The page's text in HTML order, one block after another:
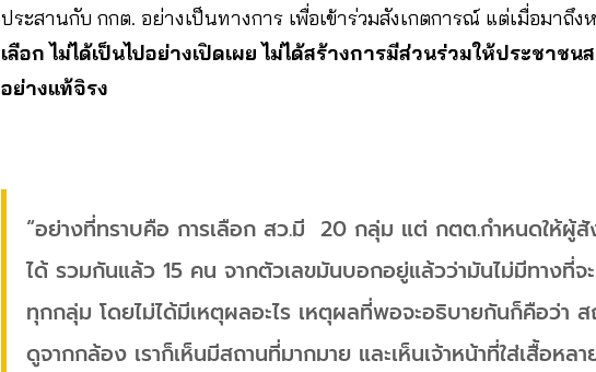
ประสานกับ กกต. อย่างเป็นทางการ เพื่อเข้าร่วมสังเกตการณ์ แต่เมื่อมาถึง
เลือก ไม่ได้เป็นไปอย่างเปิดเผย ไม่ได้สร้างการมีส่วนร่วมให้ประชาช
อย่างแท้จิรง
“อย่างที่ทราบคือ การเลือก สว.มี 20 กลุ่ม แต่ กตต.กำหนดให้ผู้สั
ได้ รวมกันแล้ว 15 คน จากตัวเลขมันบอกอยู่แล้วว่ามันไม่มีทางที่
ทุกกลุ่ม โดยไม่ได้มีเหตุผลอะไร เหตุผลที่พอจะอธิบายกันก็คือว่า ส
ดูจากกล้อง เราก็เห็นมีสถานที่มากมาย และเห็นเจ้าหน้าที่ใส่เสื้อห